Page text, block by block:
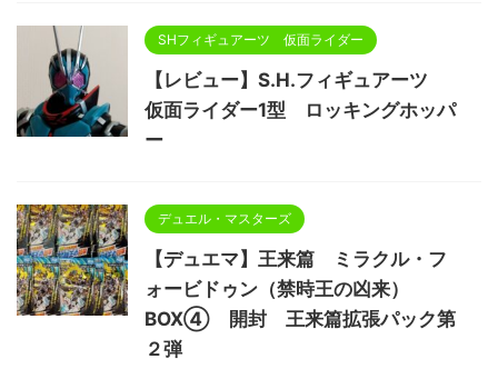
SHフィギュアーツ 仮面ライダー
【レビュー】S.H.フィギュアーツ
仮面ライダー1型 ロッキングホッパ
ー
デュエル・マスターズ
【デュエマ】王来篇 ミラクル・フ
ォービドゥン（禁時王の凶来）
BOX④ 開封 王来篇拡張パック第
２弾